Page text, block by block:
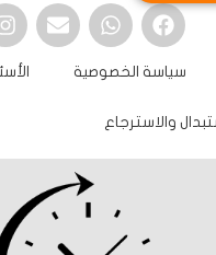
سياسة الخصوصية
والاسترجاع